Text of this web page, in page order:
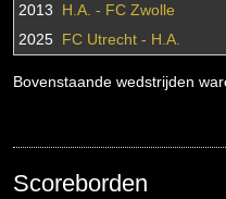
2013
H.A. - FC Zwolle
2025 FC Utrecht - H.A.
Bovenstaande wedstrijden
Scoreborden